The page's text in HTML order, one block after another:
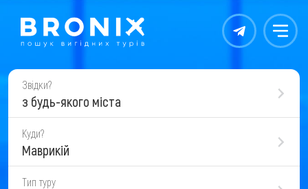
Контакты Меню
Звідки?
з будь-якого міста
Куди?
Маврикій
Тип туру